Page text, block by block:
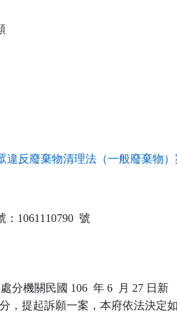
違反廢棄物清理法（一般廢棄物
：1061110790  號
分機關民國 106  年 6  月 27 日新
，提起訴願一案，本府依法決定如